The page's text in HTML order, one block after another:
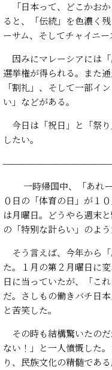
「日本って、どこかお
ると、「伝統」を色濃く
ーサム、そしてチャイニ
因みにマレーシアには
選挙権が得られる。また
「割礼」、そして一部イ
い」などがある。
今日は「祝日」と「祭
したい。
一時帰国中、「あれー
０日の「体育の日」が１
は月曜日。どうやら週末
の「特別な計らい」のよう
そう言えば、今年から
た。１月の第２月曜日に
日に当っていたが、「こ
だ。さしもの働きバチ日
と苦笑した。
その時も結構驚いたの
ない！」と一人憤慨した
り、民族文化の精髄であ